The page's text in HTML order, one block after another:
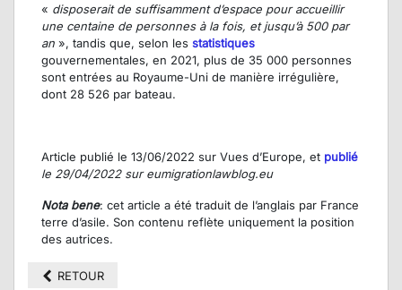
« disposerait de suffisamment d’espace pour accueillir
une centaine de personnes à la fois, et jusqu’à 500 par
an », tandis que, selon les statistiques
gouvernementales, en 2021, plus de 35 000 personnes
sont entrées au Royaume-Uni de manière irrégulière,
dont 28 526 par bateau.
Article publié le 13/06/2022 sur Vues d’Europe, et publié
le 29/04/2022 sur eumigrationlawblog.eu
Nota bene: cet article a été traduit de l’anglais par France
terre d’asile. Son contenu reflète uniquement la position
des autrices.
RETOUR